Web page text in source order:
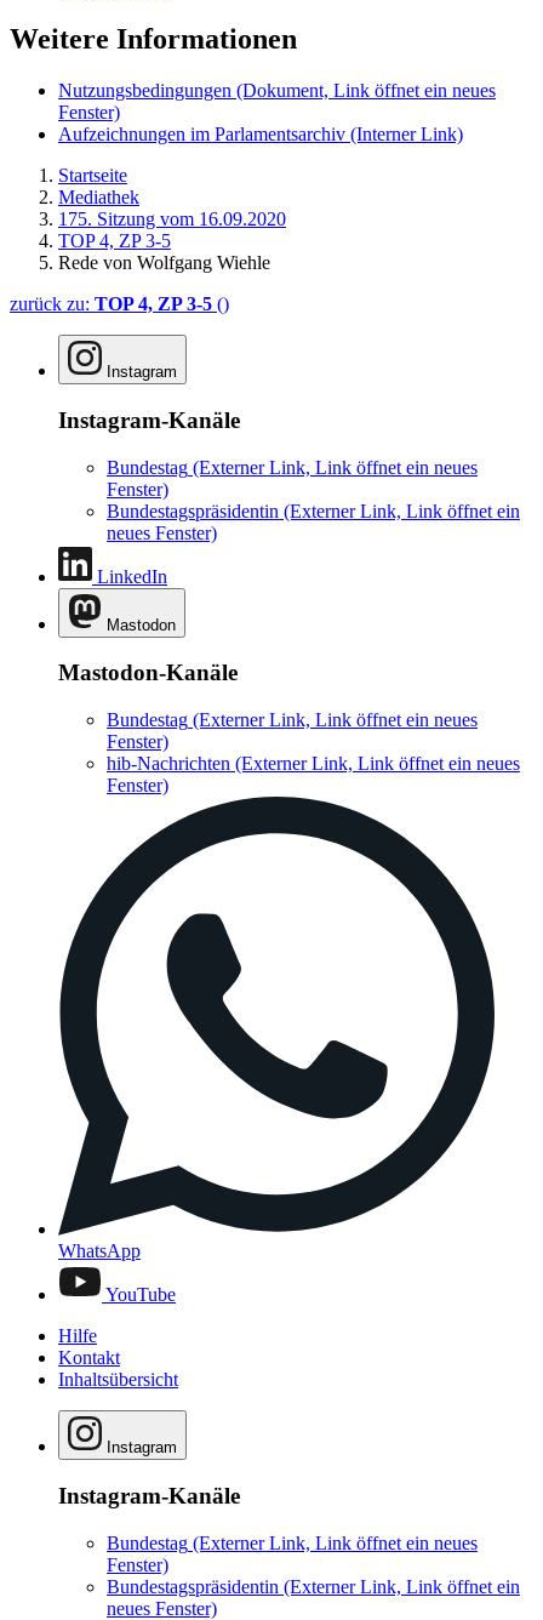
Weitere Informationen
Nutzungsbedingungen (Dokument, Link öffnet ein neues
Fenster)
Aufzeichnungen im Parlamentsarchiv (Interner Link)
Startseite
Mediathek
175. Sitzung vom 16.09.2020
TOP 4, ZP 3-5
Rede von Wolfgang Wiehle
zurück zu: TOP 4, ZP 3-5 ()
Instagram
Instagram-Kanäle
Bundestag (Externer Link, Link öffnet ein neues
Fenster)
Bundestagspräsidentin (Externer Link, Link öffnet ein
neues Fenster)
LinkedIn
Mastodon
Mastodon-Kanäle
Bundestag (Externer Link, Link öffnet ein neues
Fenster)
hib-Nachrichten (Externer Link, Link öffnet ein neues
Fenster)
WhatsApp
YouTube
Hilfe
Kontakt
Inhaltsübersicht
Instagram
Instagram-Kanäle
Bundestag (Externer Link, Link öffnet ein neues
Fenster)
Bundestagspräsidentin (Externer Link, Link öffnet ein
neues Fenster)